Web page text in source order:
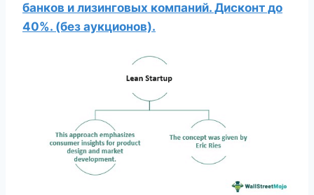
банков и лизинговых компаний. Дисконт до
40%. (без аукционов).